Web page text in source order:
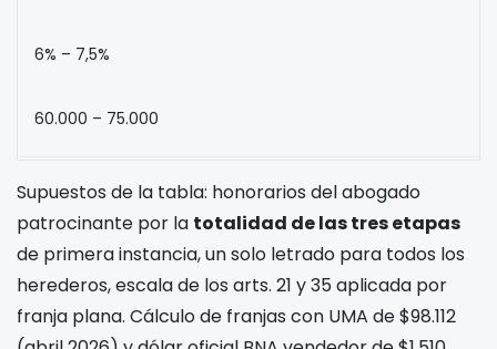
6% – 7,5%
60.000 – 75.000
Supuestos de la tabla: honorarios del abogado
patrocinante por la totalidad de las tres etapas
de primera instancia, un solo letrado para todos los
herederos, escala de los arts. 21 y 35 aplicada por
franja plana. Cálculo de franjas con UMA de $98.112